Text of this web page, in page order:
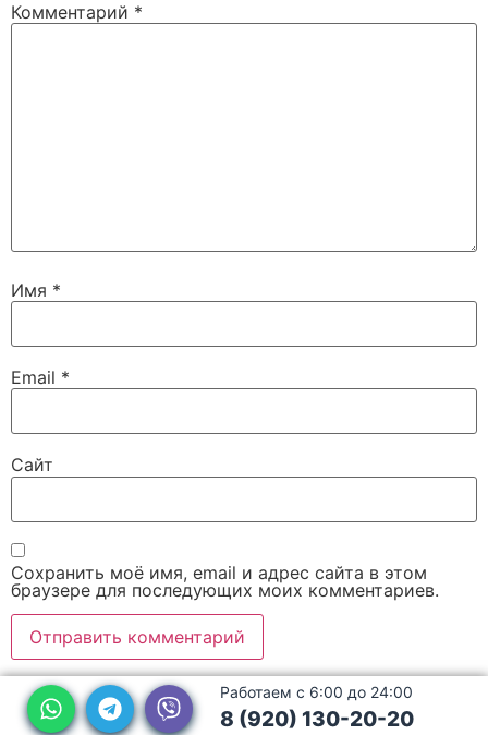
Комментарий *
Имя *
Email *
Сайт
Сохранить моё имя, email и адрес сайта в этом
браузере для последующих моих комментариев.
Работаем с 6:00 до 24:00
8 (920) 130-20-20